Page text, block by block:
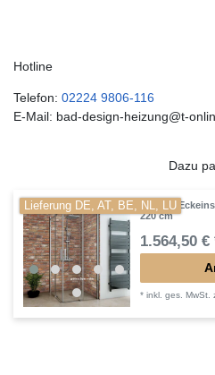
Hotline
Telefon: 02224 9806-116
E-Mail: bad-design-heizung@t-
Dazu
Lieferung DE, AT, BE, NL, LU
Dusche
220 cm
1.564,50 €
*inkl. ges. MwSt.